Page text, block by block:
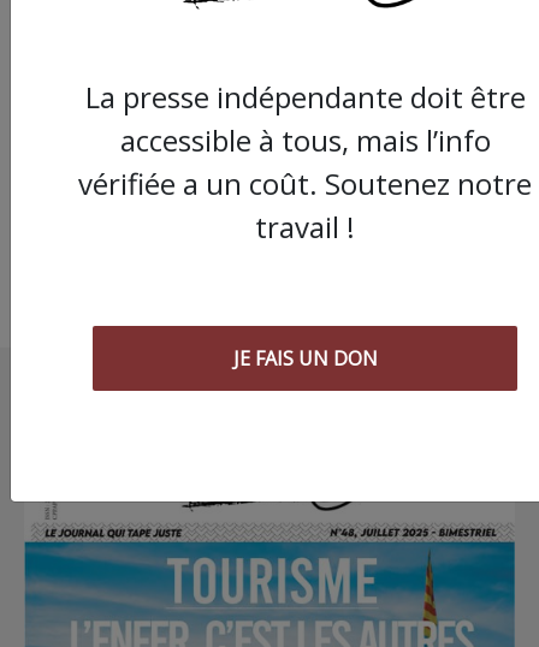
attaquent des
à une réunion du
de Zemmour
La presse indépendante doit être
accessible à tous, mais l’info
vérifiée a un coût. Soutenez notre
travail !
JE FAIS UN DON